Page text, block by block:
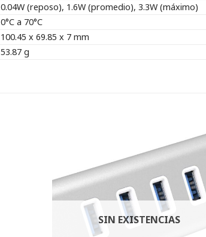
0.04W (reposo), 1.6W (promedio), 3.3W (máximo)
0°C a 70°C
100.45 x 69.85 x 7 mm
53.87 g
SIN EXISTENCIAS